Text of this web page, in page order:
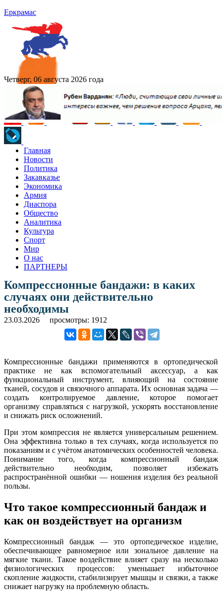
Еркрамас
Четверг, 06 августа 2026 года
Главная
Новости
Политика
Закавказье
Экономика
Армия
Диаспора
Общество
Аналитика
Культура
Спорт
Мир
О нас
ПАРТНЕРЫ
Компрессионные бандажи: в каких
случаях они действительно
необходимы
23.03.2026 просмотры: 1912
Компрессионные бандажи применяются в ортопедической
практике не как вспомогательный аксессуар, а как
функциональный инструмент, влияющий на состояние
тканей, сосудов и связочного аппарата. Их основная задача —
создать контролируемое давление, которое помогает
организму справляться с нагрузкой, ускорять восстановление
и снижать риск осложнений.
При этом компрессия не является универсальным решением.
Она эффективна только в тех случаях, когда используется по
показаниям и с учётом анатомических особенностей человека.
Понимание того, когда компрессионный бандаж
действительно необходим, позволяет избежать
распространённой ошибки — ношения изделия без реальной
пользы.
Что такое компрессионный бандаж и
как он воздействует на организм
Компрессионный бандаж — это ортопедическое изделие,
обеспечивающее равномерное или зональное давление на
мягкие ткани. Такое воздействие влияет сразу на несколько
физиологических процессов: уменьшает избыточное
скопление жидкости, стабилизирует мышцы и связки, а также
снижает нагрузку на проблемную область.